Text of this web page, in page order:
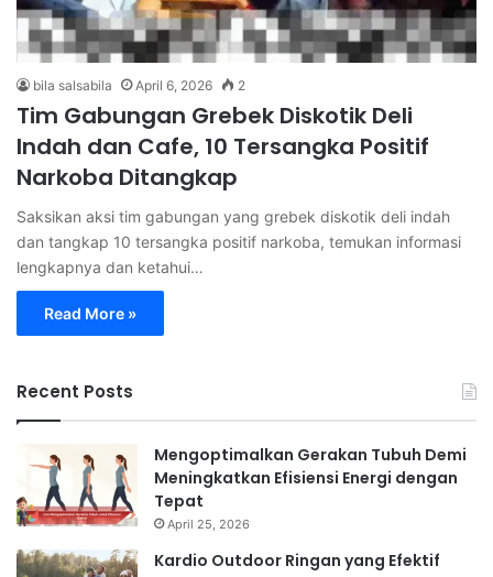
bila salsabila April 6, 2026 2
Tim Gabungan Grebek Diskotik Deli
Indah dan Cafe, 10 Tersangka Positif
Narkoba Ditangkap
Saksikan aksi tim gabungan yang grebek diskotik deli indah
dan tangkap 10 tersangka positif narkoba, temukan informasi
lengkapnya dan ketahui…
Read More »
Recent Posts
Mengoptimalkan Gerakan Tubuh Demi
Meningkatkan Efisiensi Energi dengan
Tepat
April 25, 2026
Kardio Outdoor Ringan yang Efektif